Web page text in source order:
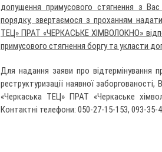
допущення примусового стягнення з
порядку, звертаємося з проханням
ТЕЦ» ПРАТ «ЧЕРКАСЬКЕ ХІМВОЛОКНО»
примусового стягнення боргу та укласти
Для надання заяви про відтермінування
реструктуризації наявної
«Черкаська ТЕЦ» ПРАТ «Черкаське
Контактні телефони: 050-27-15-153, 093-35-